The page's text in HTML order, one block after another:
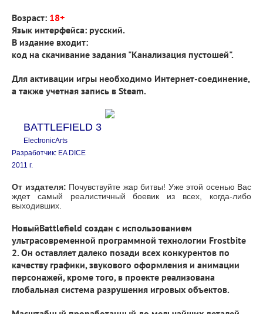
Возраст: 18+
Язык интерфейса: русский.
В издание входит:
код на скачивание задания "Канализация пустошей".
Для активации игры необходимо Интернет-соединение,
а также учетная запись в Steam.
BATTLEFIELD 3
ElectronicArts
Разработчик: EA DICE
2011 г.
От издателя: Почувствуйте жар битвы! Уже этой осенью Вас
ждет самый реалистичный боевик из всех, когда-либо
выходивших.
НовыйBattlefield создан с использованием
ультрасовременной программной технологии Frostbite
2. Он оставляет далеко позади всех конкурентов по
качеству графики, звукового оформления и анимации
персонажей, кроме того, в проекте реализована
глобальная система разрушения игровых объектов.